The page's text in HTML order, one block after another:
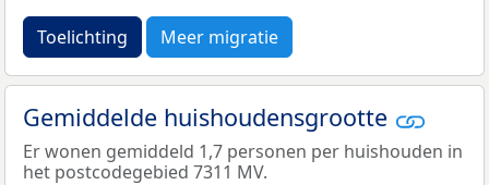
Toelichting Meer migratie
Gemiddelde huishoudensgrootte
Er wonen gemiddeld 1,7 personen per huishouden in
het postcodegebied 7311 MV.